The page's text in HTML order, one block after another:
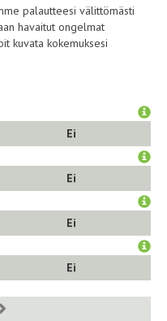
palautteesi välittömästi
kuvata kokemuksesi
Ei
Ei
Ei
Ei